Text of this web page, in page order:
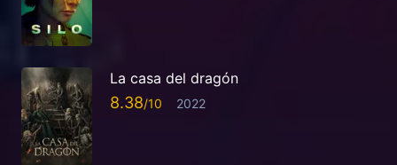
La casa del dragón
8.38 2022